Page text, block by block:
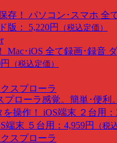
存！ パソコン･スマホ 全
版： 5,220円 （税込定価）
Mac･iOS 全て録画･録音
（税込定価）
スプローラ
プローラ感覚。簡単･便利
を操作！ iOS端末 ２台用：
端末 ５台用：4,959円 （税
スプローラ